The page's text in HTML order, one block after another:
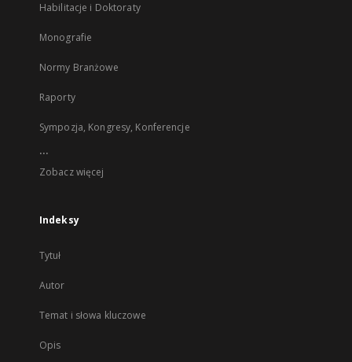
Habilitacje i Doktoraty
Monografie
Normy Branżowe
Raporty
Sympozja, Kongresy, Konferencje
...
Zobacz więcej
Indeksy
Tytuł
Autor
Temat i słowa kluczowe
Opis